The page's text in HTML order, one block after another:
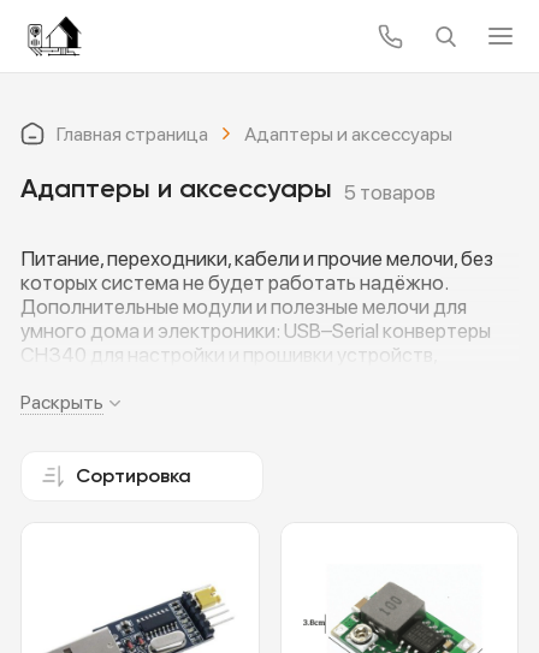
Главная страница Адаптеры и аксессуары
Адаптеры и аксессуары 5 товаров
Питание, переходники, кабели и прочие мелочи, без
которых система не будет работать надёжно.
Дополнительные модули и полезные мелочи для
умного дома и электроники: USB–Serial конвертеры
CH340 для настройки и прошивки устройств,
сетевые зарядные устройства Borofone, понижающие
16А с энергомониторингом. Всё, что нужно, чтобы
гаджетами и автоматикой.
Раскрыть
Сортировка